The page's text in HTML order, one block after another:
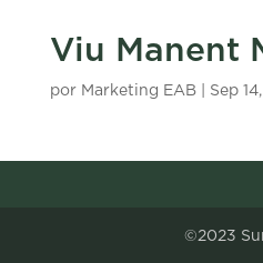
Viu Manent
por Marketing EAB| Sep
©2023